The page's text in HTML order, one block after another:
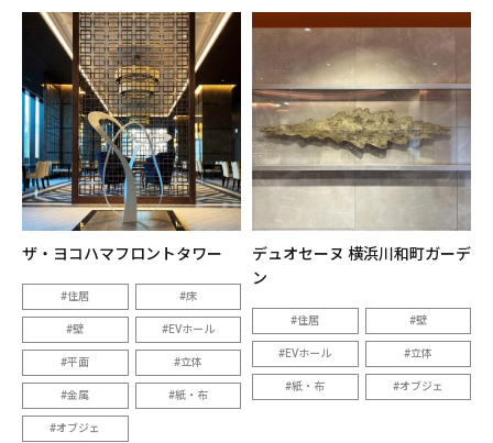
ザ・ヨコハマフロントタワー
住居 床
壁 EVホール
平面 立体
金属 紙・布
オブジェ
デュオセーヌ 横浜川和町ガーデ
ン
住居 壁
EVホール 立体
紙・布 オブジェ